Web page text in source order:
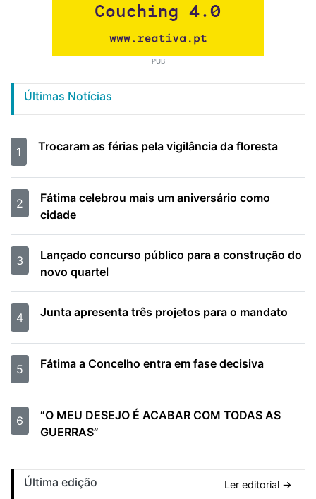
PUB
Últimas Notícias
1 Trocaram as férias pela vigilância da floresta
2
Fátima celebrou mais um aniversário como
cidade
3
Lançado concurso público para a construção do
novo quartel
4 Junta apresenta três projetos para o mandato
5 Fátima a Concelho entra em fase decisiva
6
“O MEU DESEJO É ACABAR COM TODAS AS
GUERRAS”
Última edição Ler editorial →